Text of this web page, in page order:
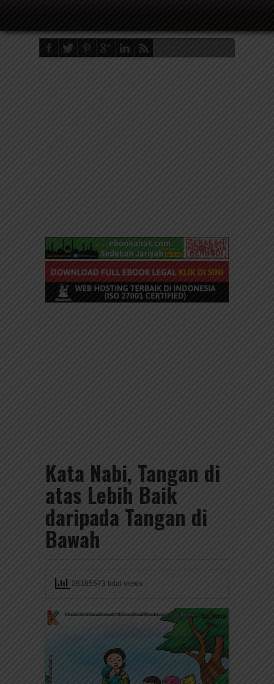
Kata Nabi, Tangan di
atas Lebih Baik
daripada Tangan di
Bawah
28185573 total views